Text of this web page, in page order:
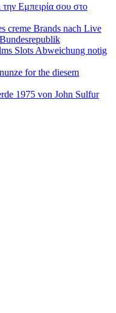
Εμπειρία σου στο
creme Brands nach Live
Slots Abweichung notig
for the diesem
1975 von John Sulfur